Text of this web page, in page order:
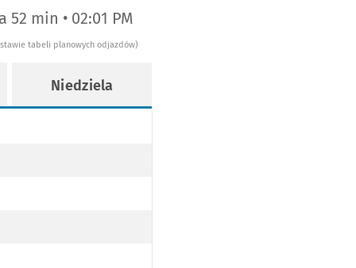
52 min • 02:01 PM
tabeli planowych odjazdów)
Niedziela